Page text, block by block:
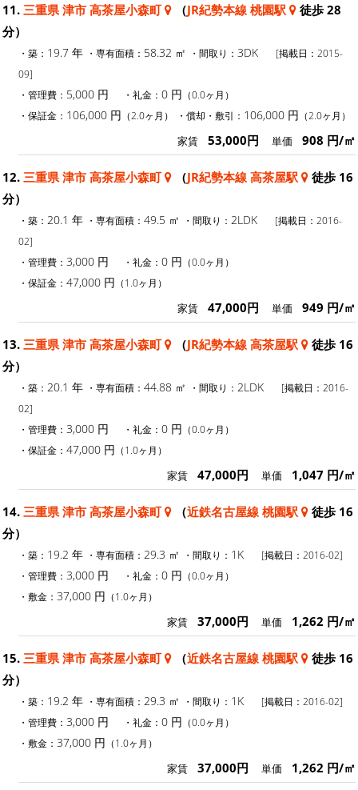
11. 三重県 津市 高茶屋小森町 （JR紀勢本線 桃園駅
徒歩 28
分）
・築： 19.7 年 ・専有面積： 58.32 ㎡ ・間取り： 3DK
[掲載日：2015-
09]
・管理費： 5,000 円 ・礼金： 0 円 （0.0ヶ月）
・保証金： 106,000 円 （2.0ヶ月） ・償却・敷引： 106,000 円 （2.0ヶ月）
家賃 53,000円 単価 908 円/㎡
12. 三重県 津市 高茶屋小森町 （JR紀勢本線 高茶屋駅
徒歩 16
分）
・築： 20.1 年 ・専有面積： 49.5 ㎡ ・間取り： 2LDK
[掲載日：2016-
02]
・管理費： 3,000 円 ・礼金： 0 円 （0.0ヶ月）
・保証金： 47,000 円 （1.0ヶ月）
家賃 47,000円 単価 949 円/㎡
13. 三重県 津市 高茶屋小森町 （JR紀勢本線 高茶屋駅
徒歩 16
分）
・築： 20.1 年 ・専有面積： 44.88 ㎡ ・間取り： 2LDK
[掲載日：2016-
02]
・管理費： 3,000 円 ・礼金： 0 円 （0.0ヶ月）
・保証金： 47,000 円 （1.0ヶ月）
家賃 47,000円 単価 1,047 円/㎡
14. 三重県 津市 高茶屋小森町 （近鉄名古屋線 桃園駅
徒歩 16
分）
・築： 19.2 年 ・専有面積： 29.3 ㎡ ・間取り： 1K
[掲載日：2016-02]
・管理費： 3,000 円 ・礼金： 0 円 （0.0ヶ月）
・敷金： 37,000 円 （1.0ヶ月）
家賃 37,000円 単価 1,262 円/㎡
15. 三重県 津市 高茶屋小森町 （近鉄名古屋線 桃園駅
徒歩 16
分）
・築： 19.2 年 ・専有面積： 29.3 ㎡ ・間取り： 1K
[掲載日：2016-02]
・管理費： 3,000 円 ・礼金： 0 円 （0.0ヶ月）
・敷金： 37,000 円 （1.0ヶ月）
家賃 37,000円 単価 1,262 円/㎡